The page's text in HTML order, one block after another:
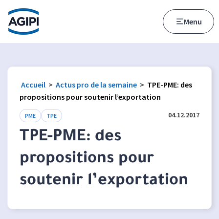
Accès au menu
Accès au contenu principal
Menu
Accueil > Actus pro de la semaine > TPE-PME: des
propositions pour soutenir l’exportation
PME TPE 04.12.2017
TPE-PME: des
propositions pour
soutenir l’exportation